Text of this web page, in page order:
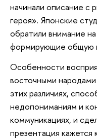
начинали описание с
героя». Японские
обратили внимание
формирующие общую
Особенности
восточными
этих различиях,
недопониманиям и
коммуникациях, и
презентация кажется